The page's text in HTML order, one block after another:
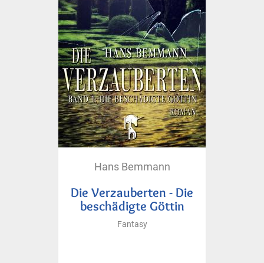
Hans Bemmann
Die Verzauberten - Die
beschädigte Göttin
Fantasy